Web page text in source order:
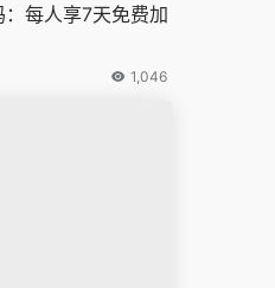
每人享7天免费加
1,046